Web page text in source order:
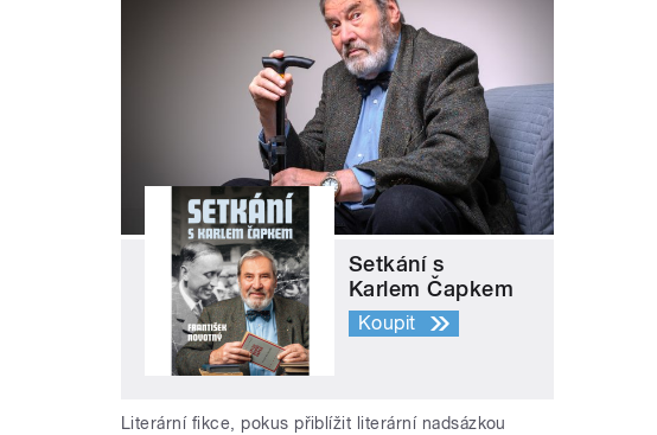
Setkání s
Karlem Čapkem
Koupit
Literární fikce, pokus přiblížit literární nadsázkou